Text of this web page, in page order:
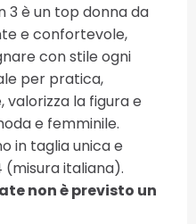
3 è un top donna da
e confortevole,
con stile ogni
per pratica,
la figura e
e femminile.
in taglia unica e
italiana).
non è previsto un